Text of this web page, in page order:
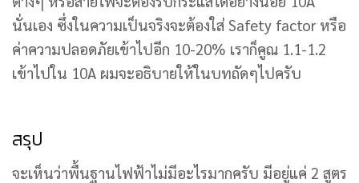
นั่นเอง ซึ่งในความเป็นจริงจะต้องใส่ Safety factor หรือ
ค่าความปลอดภัยเข้าไปอีก 10-20% เราก็คูณ 1.1-1.2
เข้าไปใน 10A ผมจะอธิบายให้ในบทถัดๆไปครับ
สรุป
จะเห็นว่าพื้นฐานไฟฟ้าไม่มีอะไรมากครับ มีอยู่แค่ 2 สูตร